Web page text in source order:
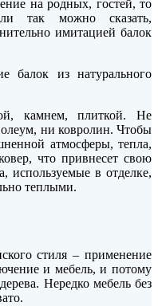
на родных, гостей, то
так можно сказать,
имитацией балок
балок из натурального
камнем, плиткой. Не
ни ковролин. Чтобы
атмосферы, тепла,
что привнесет свою
используемые в отделке,
теплыми.
стиля – применение
и мебель, и потому
Нередко мебель без